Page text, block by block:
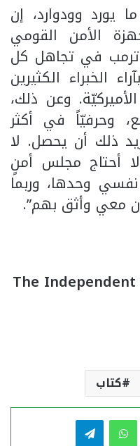
يورد وودوارد، إن
الأمن القومي
ترمب في تجاهل كل
الخبراء الكثيرين
وعن ذلك،
وحرفيّاً في أكثر
ذلك أن يحصل. لا
أحتاج مجلس أمنٍ
وحدها، وربما
معي وأثق بهم”.
The Independent
كتاب
لينكدإن واتساب